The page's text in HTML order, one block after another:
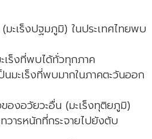
ะเร็งปฐมภูมิ) ในประเทศไทยพบ
เร็งที่พบได้ทั่วทุกภาค
นมะเร็งที่พบมากในภาคตะวันออก
องอวัยวะอื่น (มะเร็งทุติยภูมิ)
วารหนักที่กระจายไปยังตับ